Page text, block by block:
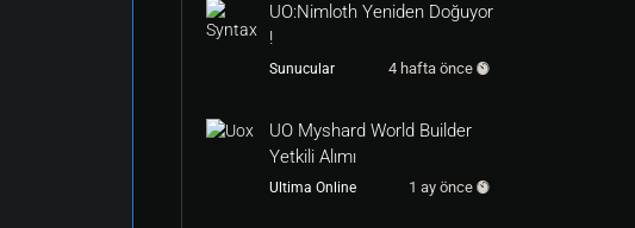
UO:Nimloth Yeniden Doğuyor
!
Sunucular 4 hafta önce
UO Myshard World Builder
Yetkili Alımı
Ultima Online 1 ay önce